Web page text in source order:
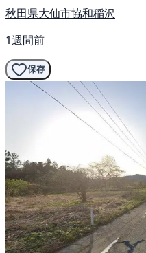
秋田県大仙市協和稲沢
1週間前
保存